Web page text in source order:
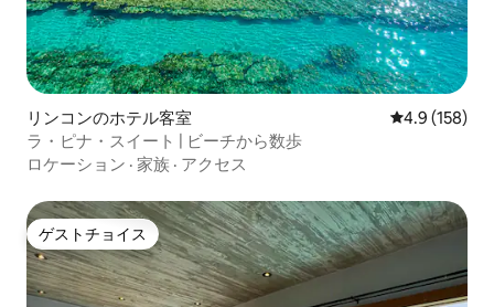
リンコンのホテル客室 レビュー158
4.9 (158)
ラ・ピナ・スイート | ビーチから数歩
ロケーション · 家族 · アクセス
ゲストチョイス
ゲストチョイス